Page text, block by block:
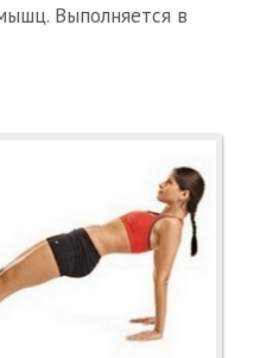
Выполняется в